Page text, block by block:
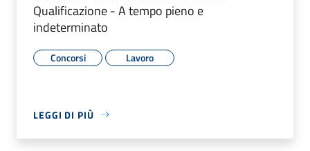
Qualificazione - A tempo pieno e
indeterminato
Concorsi Lavoro
LEGGI DI PIÙ